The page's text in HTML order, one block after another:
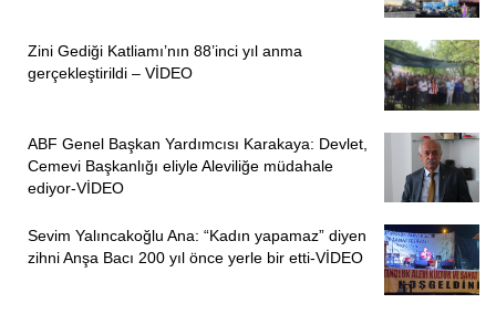
Zini Gediği Katliamı’nın 88’inci yıl anma
gerçekleştirildi – VİDEO
ABF Genel Başkan Yardımcısı Karakaya: Devlet,
Cemevi Başkanlığı eliyle Aleviliğe müdahale
ediyor-VİDEO
Sevim Yalıncakoğlu Ana: “Kadın yapamaz” diyen
zihni Anşa Bacı 200 yıl önce yerle bir etti-VİDEO